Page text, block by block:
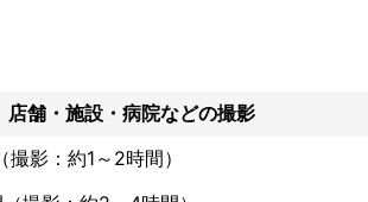
必要になり
の良さ
てるにはプロの手による
要だと考えています。
なく
した写真表現を追求し
店舗・施設・病院などの撮影
撮影：約1～2時間）